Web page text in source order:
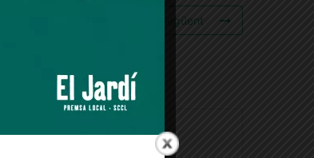
Esdeveniment Següent